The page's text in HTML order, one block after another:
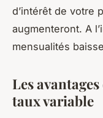
d’intérêt de votre
augmenteront. A
mensualités
Les
taux variable